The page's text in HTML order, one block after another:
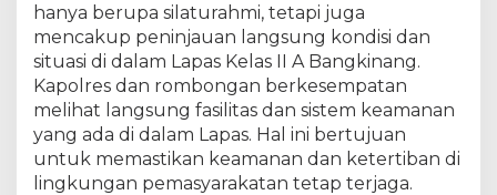
d
k
a
n
P
e
n
e
hanya berupa silaturahmi, tetapi juga
mencakup peninjauan langsung kondisi dan
situasi di dalam Lapas Kelas II A Bangkinang.
Kapolres dan rombongan berkesempatan
melihat langsung fasilitas dan sistem keamanan
yang ada di dalam Lapas. Hal ini bertujuan
untuk memastikan keamanan dan ketertiban di
lingkungan pemasyarakatan tetap terjaga.